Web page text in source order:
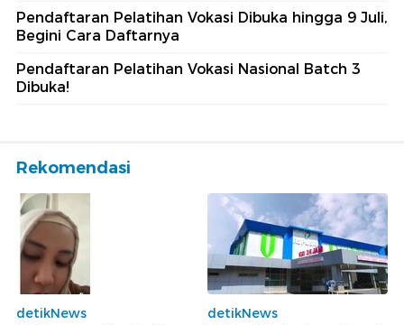
Pendaftaran Pelatihan Vokasi Dibuka hingga 9 Juli,
Begini Cara Daftarnya
Pendaftaran Pelatihan Vokasi Nasional Batch 3
Dibuka!
Rekomendasi
detikNews
detikNews